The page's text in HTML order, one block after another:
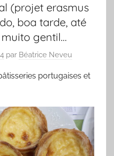
(projet erasmus
boa tarde, até
gentil…
par Béatrice Neveu
portugaises et